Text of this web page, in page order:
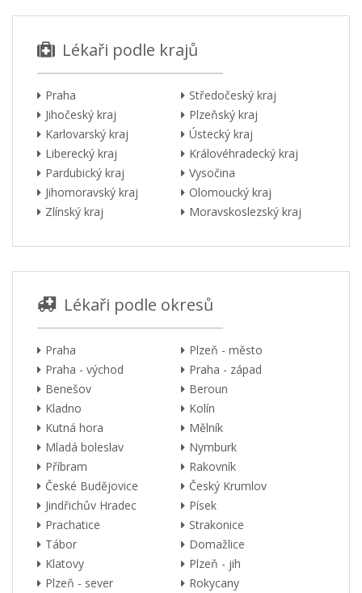
Lékaři podle krajů
Praha
Středočeský kraj
Jihočeský kraj
Plzeňský kraj
Karlovarský kraj
Ústecký kraj
Liberecký kraj
Královéhradecký kraj
Pardubický kraj
Vysočina
Jihomoravský kraj
Olomoucký kraj
Zlínský kraj
Moravskoslezský kraj
Lékaři podle okresů
Praha
Plzeň - město
Praha - východ
Praha - západ
Benešov
Beroun
Kladno
Kolín
Kutná hora
Mělník
Mladá boleslav
Nymburk
Příbram
Rakovník
České Budějovice
Český Krumlov
Jindřichův Hradec
Písek
Prachatice
Strakonice
Tábor
Domažlice
Klatovy
Plzeň - jih
Plzeň - sever
Rokycany